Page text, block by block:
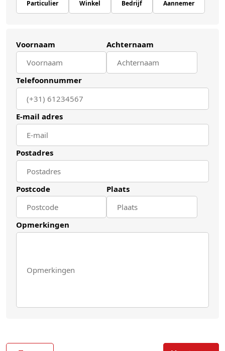
Particulier Winkel Bedrijf Aannemer
Voornaam Achternaam
Telefoonnummer
E-mail adres
Postadres
Postcode Plaats
Opmerkingen